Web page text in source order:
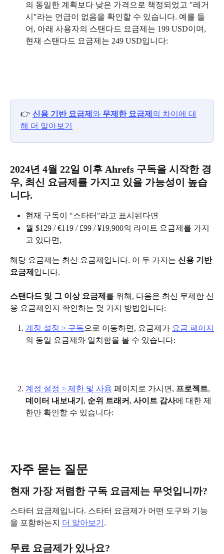
의 동일한 계획보다 낮은 가격으로 책정되었고 "레거
시"라는 언급이 없음을 확인할 수 있습니다. 예를 들
어, 아래 사용자의 스탠다드 요금제는 199 USD이며,
현재 스탠다드 요금제는 249 USD입니다:
👉 신용 기반 요금제 와 무제한 요금제 의 차이에 대
해 더 알아보기
2024년 4월 22일 이후 Ahrefs 구독을 시작한 경
우, 최신 요금제를 가지고 있을 가능성이 높습
니다.
현재 구독이 "스타터"라고 표시된다면
월 $129 / €119 / £99 / ¥19,900의 라이트 요금제를 가지
고 있다면,
해당 요금제는 최신 요금제입니다. 이 두 가지는 신용 기반
요금제 입니다.
스탠다드 및 그 이상 요금제 를 위해, 다음은 최신 무제한 신
용 요금제인지 확인하는 몇 가지 방법입니다:
계정 설정 > 구독으로 이동하면, 요금제가 요금 페이지
의 동일 요금제와 일치함을 볼 수 있습니다:
계정 설정 > 제한 및 사용 페이지로 가시면, 프로젝트,
데이터 내보내기 , 순위 트래커 , 사이트 감사에 대한 제
한만 확인할 수 있습니다:
자주 묻는 질문
현재 가장 저렴한 구독 요금제는 무엇입니까?
스타터 요금제입니다. 스타터 요금제가 어떤 도구와 기능
을 포함하는지 더 알아보기 .
무료 요금제가 있나요?